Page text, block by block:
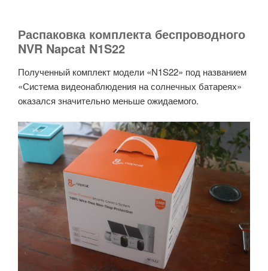
Распаковка комплекта беспроводного
NVR Napcat N1S22
Полученный комплект модели «N1S22» под названием
«Система видеонаблюдения на солнечных батареях»
оказался значительно меньше ожидаемого.